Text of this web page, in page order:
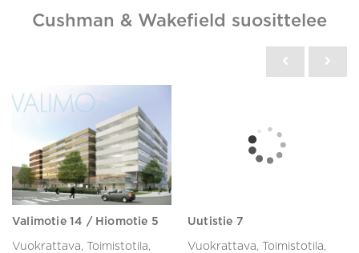
Cushman & Wakefield suosittelee
Valimotie 14 / Hiomotie 5
Vuokrattava, Toimistotila,
Uutistie 7
Vuokrattava, Toimistotila,